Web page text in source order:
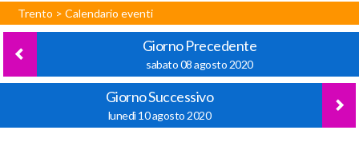
Trento >Calendario eventi
Giorno Precedente
sabato 08 agosto 2020
Giorno Successivo
lunedì 10 agosto 2020